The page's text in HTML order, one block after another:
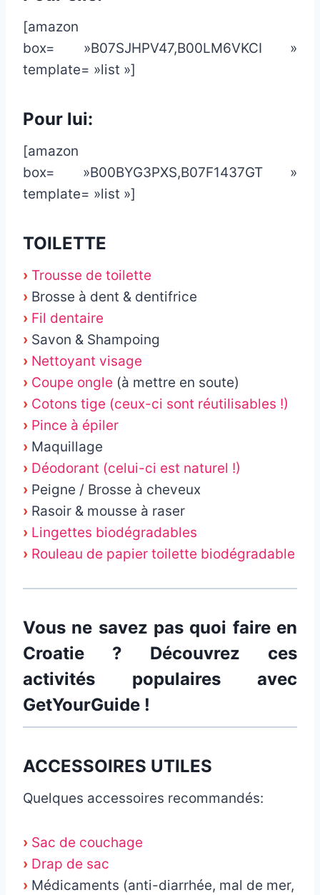
[amazon
box= »B07SJHPV47,B00LM6VKCI »
template= »list »]
Pour lui:
[amazon
box= »B00BYG3PXS,B07F1437GT »
template= »list »]
TOILETTE
› Trousse de toilette
› Brosse à dent & dentifrice
› Fil dentaire
› Savon & Shampoing
› Nettoyant visage
› Coupe ongle (à mettre en soute)
› Cotons tige (ceux-ci sont réutilisables !)
› Pince à épiler
› Maquillage
› Déodorant (celui-ci est naturel !)
› Peigne / Brosse à cheveux
› Rasoir & mousse à raser
› Lingettes biodégradables
› Rouleau de papier toilette biodégradable
Vous ne savez pas quoi faire en
Croatie ? Découvrez ces
activités populaires avec
GetYourGuide !
ACCESSOIRES UTILES
Quelques accessoires recommandés:
› Sac de couchage
› Drap de sac
› Médicaments (anti-diarrhée, mal de mer,